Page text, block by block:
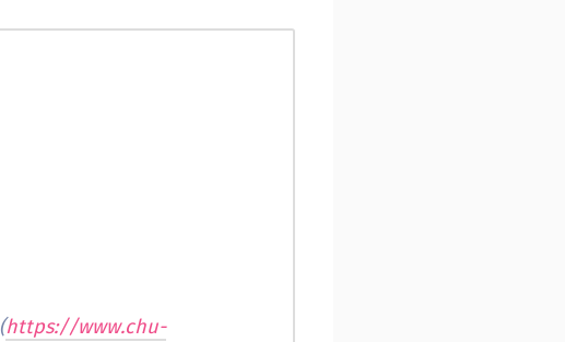
Je vous recommande cette page : Pathologies prises en charge (https://www.chu-